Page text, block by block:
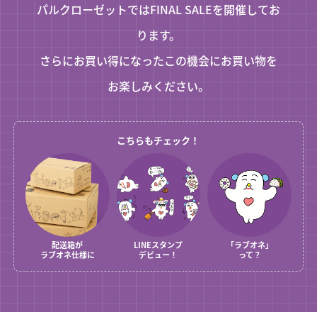
パルクローゼットではFINAL SALEを開催してお
ります。
さらにお買い得になったこの機会にお買い物を
お楽しみください。
こちらもチェック！
配送箱が
ラブオネ仕様に
LINEスタンプ
デビュー！
「ラブオネ」
って？